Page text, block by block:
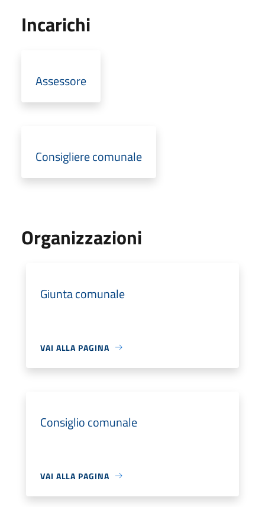
Incarichi
Assessore
Consigliere comunale
Organizzazioni
Giunta comunale
VAI ALLA PAGINA
Consiglio comunale
VAI ALLA PAGINA